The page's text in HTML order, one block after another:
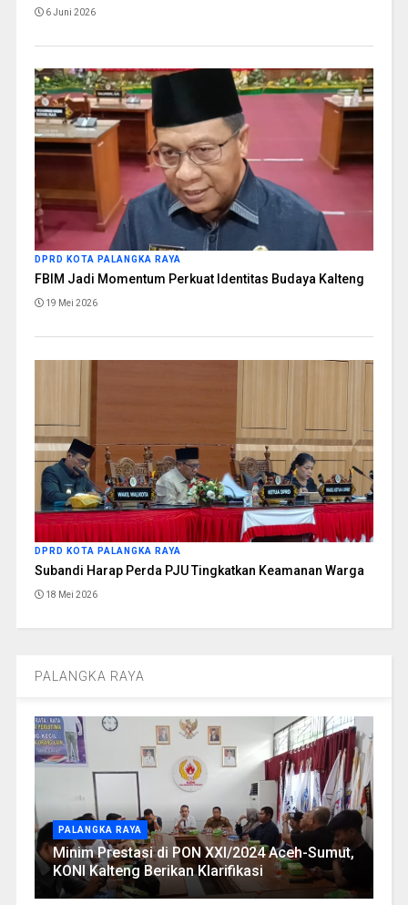
6 Juni 2026
DPRD KOTA PALANGKA RAYA
FBIM Jadi Momentum Perkuat Identitas Budaya Kalteng
19 Mei 2026
DPRD KOTA PALANGKA RAYA
Subandi Harap Perda PJU Tingkatkan Keamanan Warga
18 Mei 2026
PALANGKA RAYA
PALANGKA RAYA
Minim Prestasi di PON XXI/2024 Aceh-Sumut,
KONI Kalteng Berikan Klarifikasi